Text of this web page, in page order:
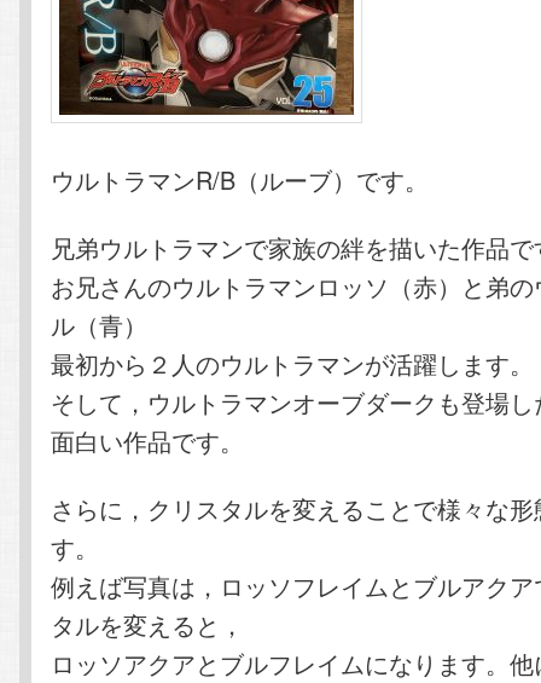
ウルトラマンR/B（ルーブ）です。
兄弟ウルトラマンで家族の絆を描いた作品
お兄さんのウルトラマンロッソ（赤）と弟
ル（青）
最初から２人のウルトラマンが活躍します。
そして，ウルトラマンオーブダークも登場
面白い作品です。
さらに，クリスタルを変えることで様々な
す。
例えば写真は，ロッソフレイムとブルアク
タルを変えると，
ロッソアクアとブルフレイムになります。